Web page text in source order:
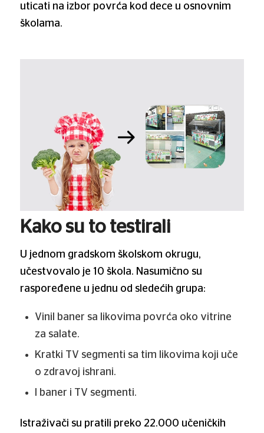
uticati na izbor povrća kod dece u osnovnim
školama.
Kako su to testirali
U jednom gradskom školskom okrugu,
učestvovalo je 10 škola. Nasumično su
raspoređene u jednu od sledećih grupa:
Vinil baner sa likovima povrća oko vitrine
za salate.
Kratki TV segmenti sa tim likovima koji uče
o zdravoj ishrani.
I baner i TV segmenti.
Istraživači su pratili preko 22.000 učeničkih